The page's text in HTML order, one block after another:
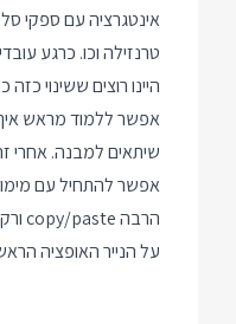
אינטגרציה עם ספקי
טרנזילה וכו. כרגע
היינו רוצים ששינוי
שיתאים למבנה. אחרי
אפשר להתחיל עם
הרבה copy/paste ורק במימוש הרביעי לחפש את המשותף, לבנות ספריה גנרית ואיתה לכתוב מחדש את שלושת המימושים הראשונים.
על הנייר האופציה